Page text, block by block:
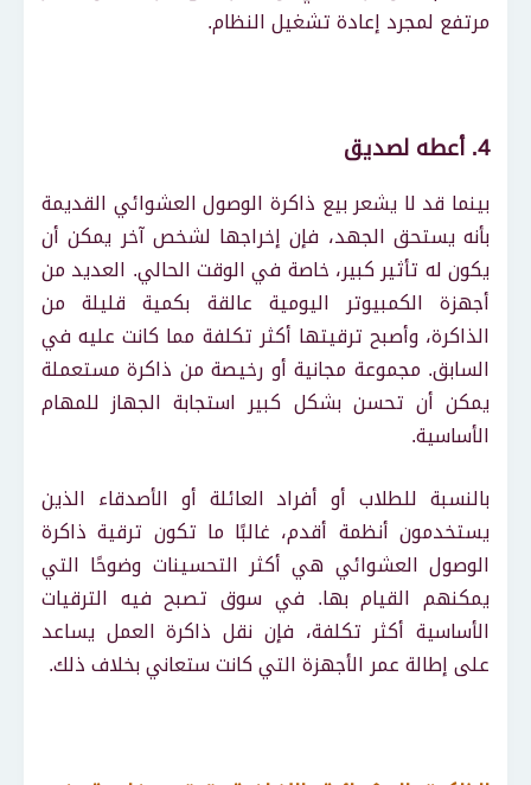
مرتفع لمجرد إعادة تشغيل النظام.
4. أعطه لصديق
بينما قد لا يشعر بيع ذاكرة الوصول العشوائي القديمة
بأنه يستحق الجهد، فإن إخراجها لشخص آخر يمكن أن
يكون له تأثير كبير، خاصة في الوقت الحالي. العديد من
أجهزة الكمبيوتر اليومية عالقة بكمية قليلة من
الذاكرة، وأصبح ترقيتها أكثر تكلفة مما كانت عليه في
السابق. مجموعة مجانية أو رخيصة من ذاكرة مستعملة
يمكن أن تحسن بشكل كبير استجابة الجهاز للمهام
الأساسية.
بالنسبة للطلاب أو أفراد العائلة أو الأصدقاء الذين
يستخدمون أنظمة أقدم، غالبًا ما تكون ترقية ذاكرة
الوصول العشوائي هي أكثر التحسينات وضوحًا التي
يمكنهم القيام بها. في سوق تصبح فيه الترقيات
الأساسية أكثر تكلفة، فإن نقل ذاكرة العمل يساعد
على إطالة عمر الأجهزة التي كانت ستعاني بخلاف ذلك.